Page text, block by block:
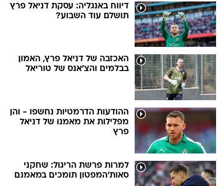
דיווח באנגליה: עסקת דניאל פרץ
תושלם עוד השבוע?
האכזבה של דניאל פרץ, האמון
בבלמים והצ'אנס של טוריאל
ההודעות הדרמטיות נחשפו - והן
מפלילות את מאמנו של דניאל
פרץ
למרות פרשת הריגול: שחקני
סאות'המפטון תומכים במאמנם